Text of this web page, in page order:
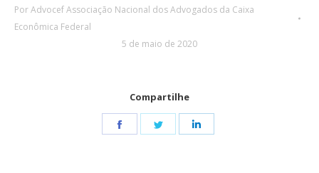
PorAdvocef Associação Nacional dos Advogados da Caixa
Econômica Federal
5 de maio de 2020
Compartilhe
Share
Share